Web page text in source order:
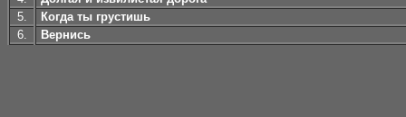
5.
Когда ты грустишь
6.
Вернись